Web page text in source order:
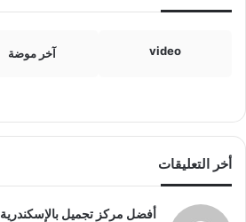
video آخر موضة
أخر التعليقات
أفضل مركز تجميل بالإسكندرية